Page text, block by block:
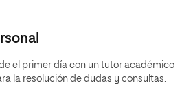
el primer día con un tutor académico
la resolución de dudas y consultas.